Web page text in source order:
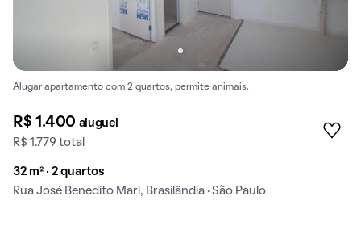
Alugar apartamento com 2 quartos, permite animais.
R$ 1.400 aluguel
R$ 1.779 total
32 m² · 2 quartos
Rua José Benedito Mari, Brasilândia · São Paulo